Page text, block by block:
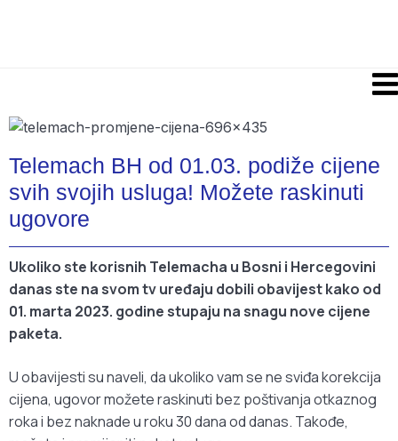
Telemach BH od 01.03. podiže cijene
svih svojih usluga! Možete raskinuti
ugovore
Ukoliko ste korisnih Telemacha u Bosni i Hercegovini
danas ste na svom tv uređaju dobili obavijest kako od
01. marta 2023. godine stupaju na snagu nove cijene
paketa.
U obavijesti su naveli, da ukoliko vam se ne sviđa korekcija
cijena, ugovor možete raskinuti bez poštivanja otkaznog
roka i bez naknade u roku 30 dana od danas. Takođe,